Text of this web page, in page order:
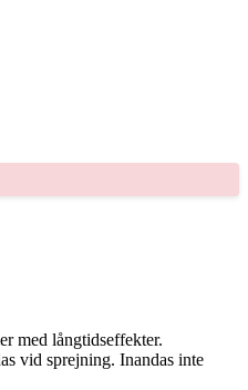
med långtidseffekter.
vid sprejning. Inandas inte